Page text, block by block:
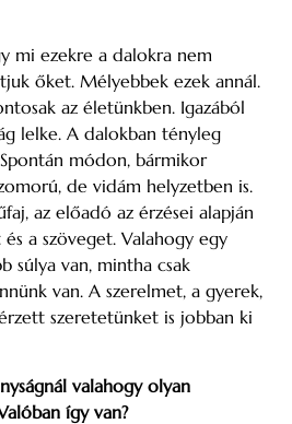
mi ezekre a dalokra nem
őket. Mélyebbek ezek annál.
az életünkben. Igazából
lelke. A dalokban tényleg
módon, bármikor
de vidám helyzetben is.
az előadó az érzései alapján
a szöveget. Valahogy egy
súlya van, mintha csak
van. A szerelmet, a gyerek,
szeretetünket is jobban ki
valahogy olyan
így van?